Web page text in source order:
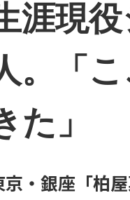
涯現
。「
た」
京・銀座「柏